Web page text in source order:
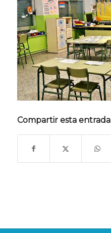
Compartir esta entrada